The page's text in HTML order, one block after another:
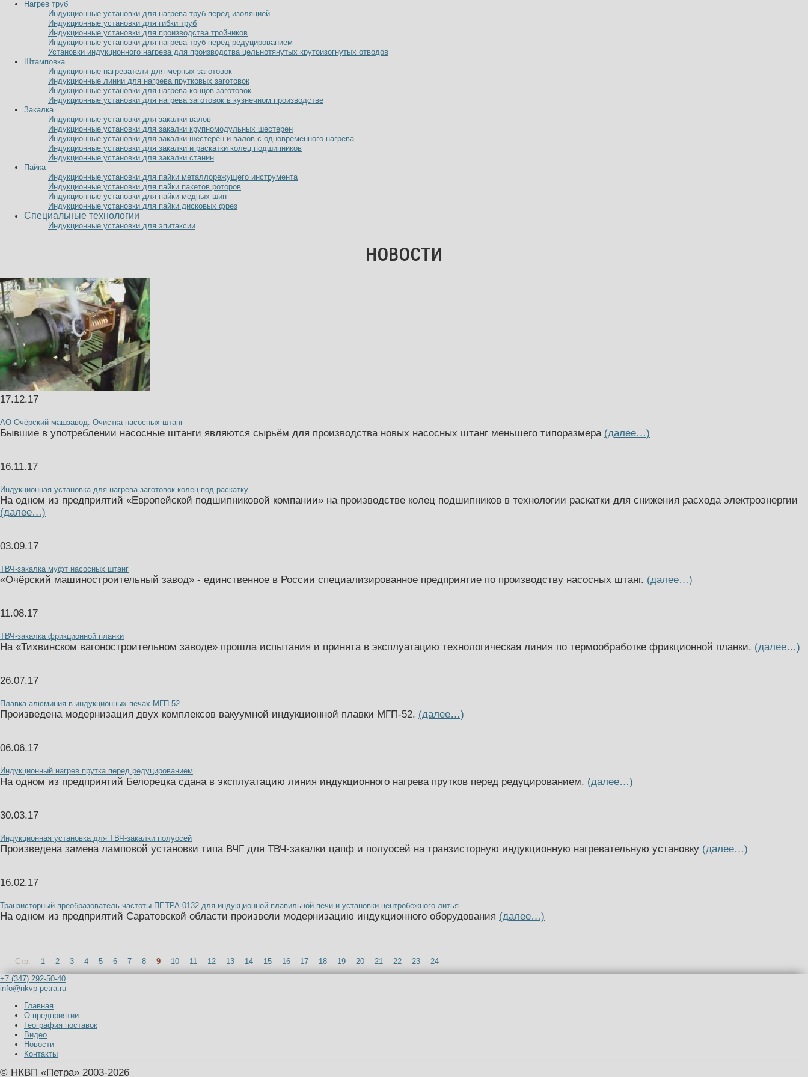
Нагрев труб
Индукционные установки для нагрева труб перед изоляцией
Индукционные установки для гибки труб
Индукционные установки для производства тройников
Индукционные установки для нагрева труб перед редуцированием
Установки индукционного нагрева для производства цельнотянутых крутоизогнутых отводов
Штамповка
Индукционные нагреватели для мерных заготовок
Индукционные линии для нагрева прутковых заготовок
Индукционные установки для нагрева концов заготовок
Индукционные установки для нагрева заготовок в кузнечном производстве
Закалка
Индукционные установки для закалки валов
Индукционные установки для закалки крупномодульных шестерен
Индукционные установки для закалки шестерён и валов с одновременного нагрева
Индукционные установки для закалки и раскатки колец подшипников
Индукционные установки для закалки станин
Пайка
Индукционные установки для пайки металлорежущего инструмента
Индукционные установки для пайки пакетов роторов
Индукционные установки для пайки медных шин
Индукционные установки для пайки дисковых фрез
Специальные технологии
Индукционные установки для эпитаксии
НОВОСТИ
17.12.17
АО Очёрский машзавод. Очистка насосных штанг
Бывшие в употреблении насосные штанги являются сырьём для производства новых насосных штанг меньшего типоразмера (далее…)
16.11.17
Индукционная установка для нагрева заготовок колец под раскатку
На одном из предприятий «Европейской подшипниковой компании» на производстве колец подшипников в технологии раскатки для снижения расхода электроэнергии
(далее…)
03.09.17
ТВЧ-закалка муфт насосных штанг
«Очёрский машиностроительный завод» - единственное в России специализированное предприятие по производству насосных штанг. (далее…)
11.08.17
ТВЧ-закалка фрикционной планки
На «Тихвинском вагоностроительном заводе» прошла испытания и принята в эксплуатацию технологическая линия по термообработке фрикционной планки. (далее…)
26.07.17
Плавка алюминия в индукционных печах МГП-52
Произведена модернизация двух комплексов вакуумной индукционной плавки МГП-52. (далее…)
06.06.17
Индукционный нагрев прутка перед редуцированием
На одном из предприятий Белорецка сдана в эксплуатацию линия индукционного нагрева прутков перед редуцированием. (далее…)
30.03.17
Индукционная установка для ТВЧ-закалки полуосей
Произведена замена ламповой установки типа ВЧГ для ТВЧ-закалки цапф и полуосей на транзисторную индукционную нагревательную установку (далее…)
16.02.17
Транзисторный преобразователь частоты ПЕТРА-0132 для индукционной плавильной печи и установки центробежного литья
На одном из предприятий Саратовской области произвели модернизацию индукционного оборудования (далее…)
Стр. 1 2 3 4 5 6 7 8 9 10 11 12 13 14 15 16 17 18 19 20 21 22 23
24
+7 (347) 292-50-40
info@nkvp-petra.ru
Главная
О предприятии
География поставок
Видео
Новости
Контакты
© НКВП «Петра» 2003-2026